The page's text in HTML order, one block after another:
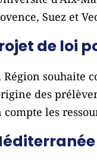
Suez et
de loi
Région souhaite
des
compte les